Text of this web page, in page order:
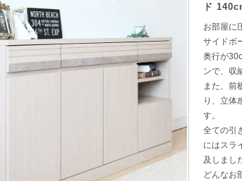
ド
お部屋に
サイドボ
奥行が
ンで、収
また、前
り、立体
す。
全ての引
にはスラ
及しまし
どんなお